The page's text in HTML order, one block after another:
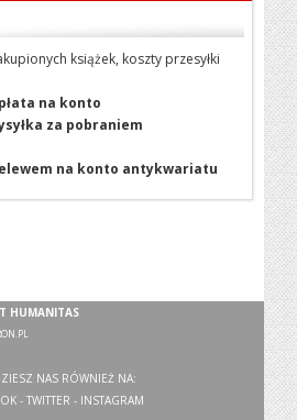
książek, koszty przesyłki
na konto
za pobraniem
na konto antykwariatu
HUMANITAS
NAS RÓWNIEŻ NA:
- TWITTER - INSTAGRAM